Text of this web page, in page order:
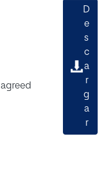
D
e
s
c
a
r
g
a
r